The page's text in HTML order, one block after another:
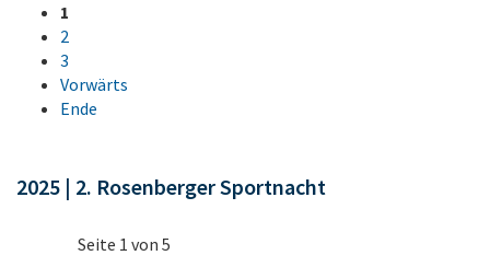
1
2
3
Vorwärts
Ende
2025 | 2. Rosenberger Sportnacht
Seite 1 von 5